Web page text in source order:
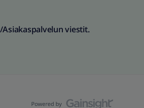
viestit.